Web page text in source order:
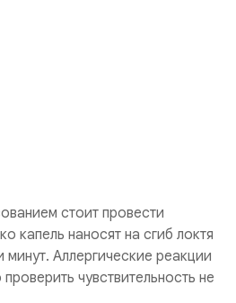
стоит провести
капель наносят на сгиб локтя
Аллергические реакции
чувствительность не